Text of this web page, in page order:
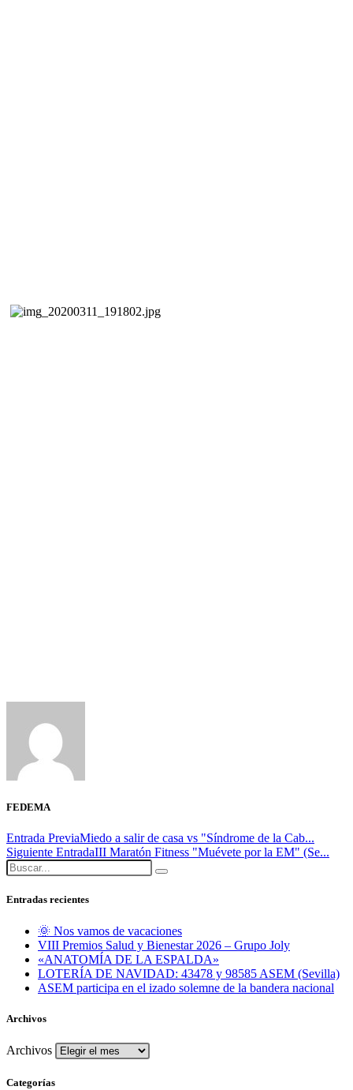
FEDEMA
Entrada PreviaMiedo a salir de casa vs "Síndrome de la Cab...
Siguiente EntradaIII Maratón Fitness "Muévete por la EM" (Se...
Entradas recientes
🌞 Nos vamos de vacaciones
VIII Premios Salud y Bienestar 2026 – Grupo Joly
«ANATOMÍA DE LA ESPALDA»
LOTERÍA DE NAVIDAD: 43478 y 98585 ASEM (Sevilla)
ASEM participa en el izado solemne de la bandera nacional
Archivos
Archivos
Categorías